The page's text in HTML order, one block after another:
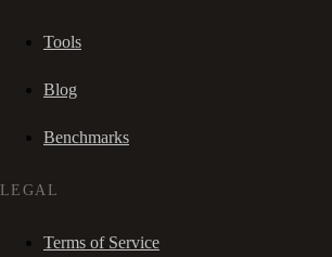
Tools
Blog
Benchmarks
LEGAL
Terms of Service